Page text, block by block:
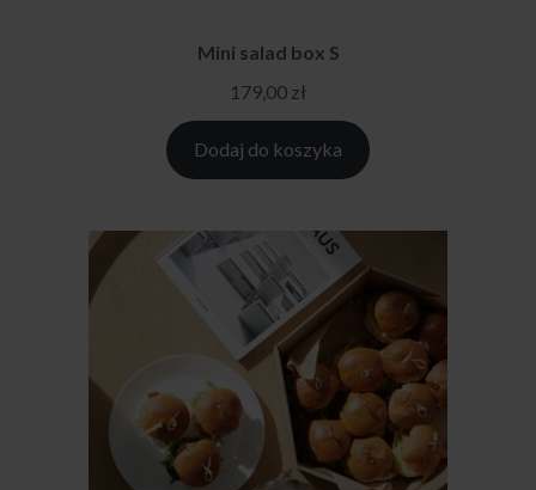
Mini salad box S
179,00 zł
Dodaj do koszyka